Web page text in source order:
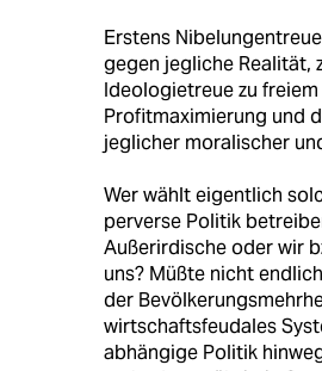
Erstens
gegen jegliche Realität,
Ideologietreue zu
Profitmaximierung und
jeglicher moralischer
Wer wählt eigentlich
perverse Politik
Außerirdische oder wir
uns? Müßte nicht
der
wirtschaftsfeudales
abhängige Politik